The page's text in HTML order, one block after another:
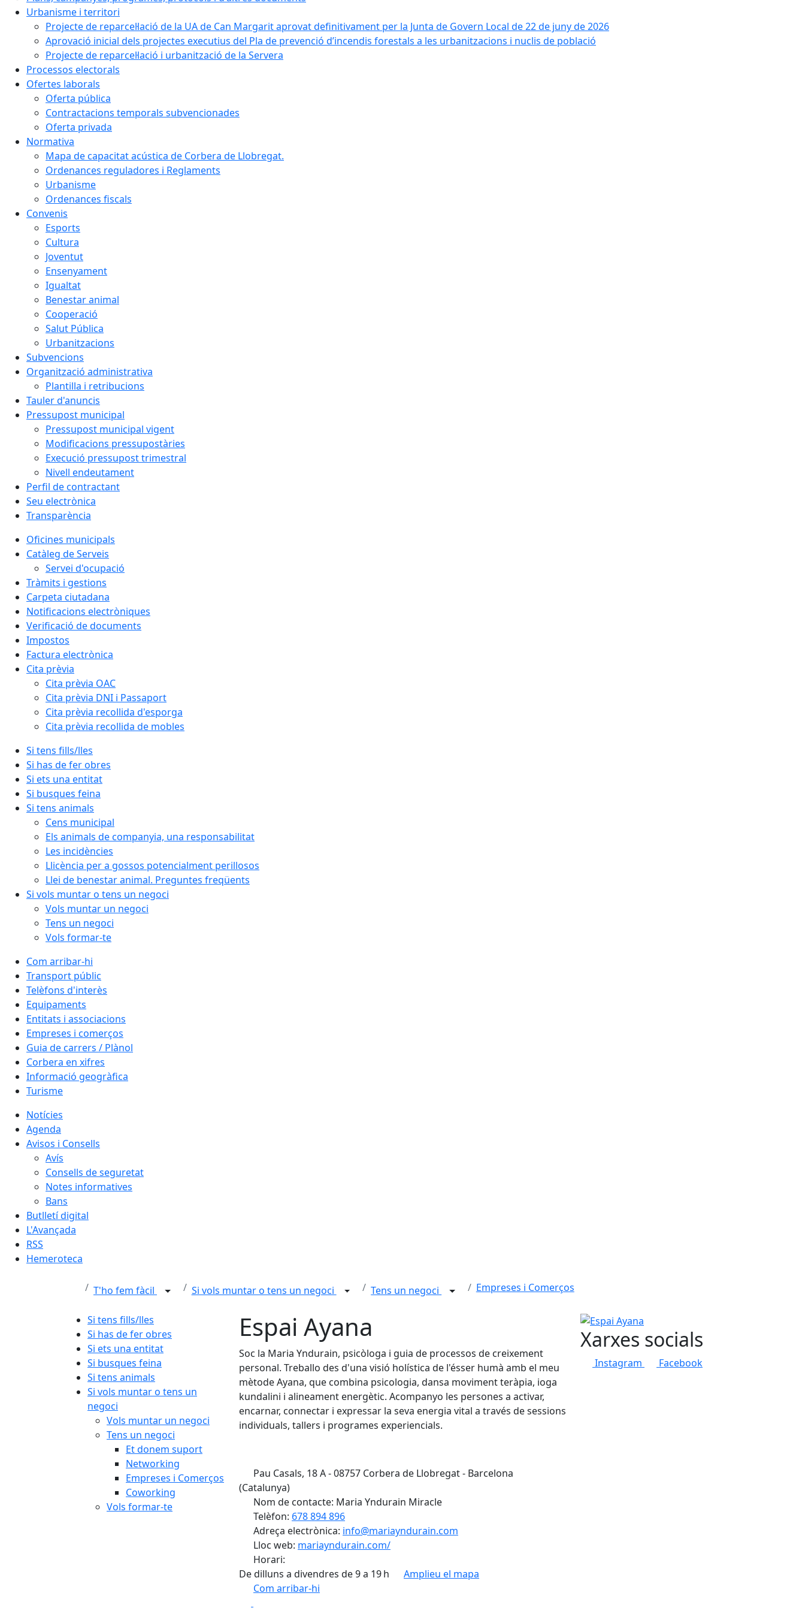
Urbanisme i territori
Projecte de reparcel·lació de la UA de Can Margarit aprovat definitivament per la Junta de Govern Local de 22 de juny de 2026
Aprovació inicial dels projectes executius del Pla de prevenció d’incendis forestals a les urbanitzacions i nuclis de població
Projecte de reparcel·lació i urbanització de la Servera
Processos electorals
Ofertes laborals
Oferta pública
Contractacions temporals subvencionades
Oferta privada
Normativa
Mapa de capacitat acústica de Corbera de Llobregat.
Ordenances reguladores i Reglaments
Urbanisme
Ordenances fiscals
Convenis
Esports
Cultura
Joventut
Ensenyament
Igualtat
Benestar animal
Cooperació
Salut Pública
Urbanitzacions
Subvencions
Organització administrativa
Plantilla i retribucions
Tauler d'anuncis
Pressupost municipal
Pressupost municipal vigent
Modificacions pressupostàries
Execució pressupost trimestral
Nivell endeutament
Perfil de contractant
Seu electrònica
Transparència
Oficines municipals
Catàleg de Serveis
Servei d'ocupació
Tràmits i gestions
Carpeta ciutadana
Notificacions electròniques
Verificació de documents
Impostos
Factura electrònica
Cita prèvia
Cita prèvia OAC
Cita prèvia DNI i Passaport
Cita prèvia recollida d'esporga
Cita prèvia recollida de mobles
Si tens fills/lles
Si has de fer obres
Si ets una entitat
Si busques feina
Si tens animals
Cens municipal
Els animals de companyia, una responsabilitat
Les incidències
Llicència per a gossos potencialment perillosos
Llei de benestar animal. Preguntes freqüents
Si vols muntar o tens un negoci
Vols muntar un negoci
Tens un negoci
Vols formar-te
Com arribar-hi
Transport públic
Telèfons d'interès
Equipaments
Entitats i associacions
Empreses i comerços
Guia de carrers / Plànol
Corbera en xifres
Informació geogràfica
Turisme
Notícies
Agenda
Avisos i Consells
Avís
Consells de seguretat
Notes informatives
Bans
Butlletí digital
L'Avançada
RSS
Hemeroteca
T'ho fem fàcil Si vols muntar o tens un negoci Tens un negoci Empreses i Comerços
Si tens fills/lles
Si has de fer obres
Si ets una entitat
Si busques feina
Si tens animals
Si vols muntar o tens un
negoci
Vols muntar un negoci
Tens un negoci
Et donem suport
Networking
Empreses i Comerços
Coworking
Vols formar-te
Espai Ayana
Soc la Maria Yndurain, psicòloga i guia de processos de creixement
personal. Treballo des d'una visió holística de l'ésser humà amb el meu
mètode Ayana, que combina psicologia, dansa moviment teràpia, ioga
kundalini i alineament energètic. Acompanyo les persones a activar,
encarnar, connectar i expressar la seva energia vital a través de sessions
individuals, tallers i programes experiencials.
Pau Casals, 18 A - 08757 Corbera de Llobregat - Barcelona
(Catalunya)
Nom de contacte: Maria Yndurain Miracle
Telèfon: 678 894 896
Adreça electrònica: info@mariayndurain.com
Lloc web: mariayndurain.com/
Horari:
De dilluns a divendres de 9 a 19 h
Amplieu el mapa
Com arribar-hi
Espai Ayana
Xarxes socials
Instagram Facebook